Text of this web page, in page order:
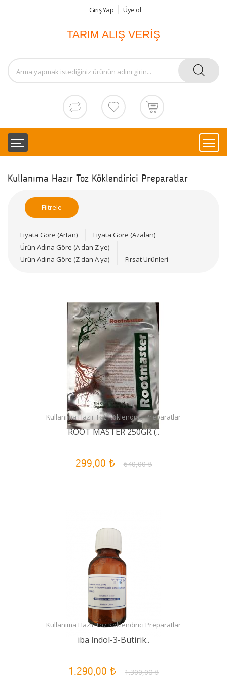
Giriş Yap Üye ol
TARIM ALIŞ VERİŞ
Kullanıma Hazır Toz Köklendirici Preparatlar
Filtrele
Fiyata Göre (Artan)
Fiyata Göre (Azalan)
Ürün Adına Göre (A dan Z ye)
Ürün Adına Göre (Z dan A ya)
Fırsat Ürünleri
Kullanıma Hazır Toz Köklendirici Preparatlar
ROOT MASTER 250GR (..
299,00 ₺ 640,00 ₺
Kullanıma Hazır Toz Köklendirici Preparatlar
iba İndol-3-Bütirik..
1.290,00 ₺ 1.300,00 ₺